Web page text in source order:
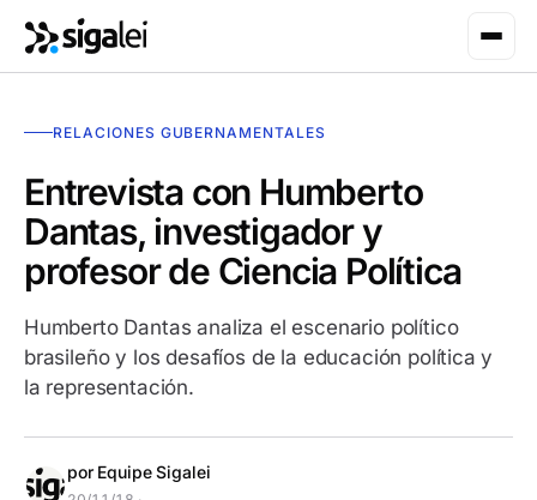
RELACIONES GUBERNAMENTALES
Entrevista con Humberto
Dantas, investigador y
profesor de Ciencia Política
Humberto Dantas analiza el escenario político
brasileño y los desafíos de la educación política y
la representación.
por Equipe Sigalei